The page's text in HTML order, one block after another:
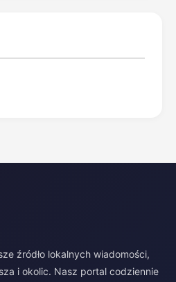
źródło lokalnych wiadomości,
i okolic. Nasz portal codziennie